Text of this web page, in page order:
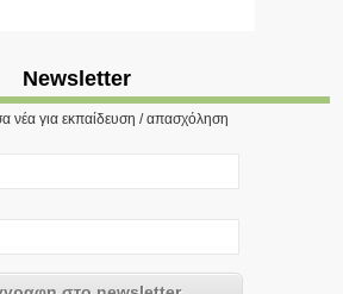
Newsletter
νέα για εκπαίδευση / απασχόληση